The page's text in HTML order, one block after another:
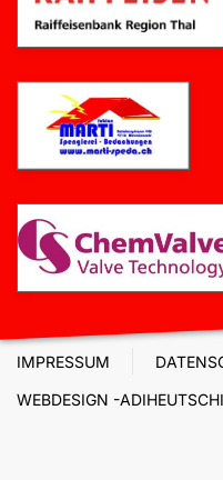
IMPRESSUM
WEBDESIGN -